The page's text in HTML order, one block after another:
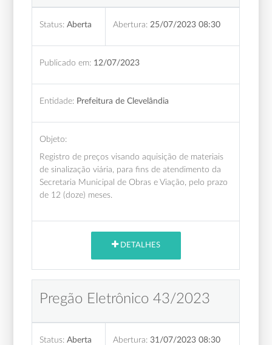
Status: Aberta Abertura: 25/07/2023 08:30
Publicado em: 12/07/2023
Entidade: Prefeitura de Clevelândia
Objeto:
Registro de preços visando aquisição de materiais
de sinalização viária, para fins de atendimento da
Secretaria Municipal de Obras e Viação, pelo prazo
de 12 (doze) meses.
DETALHES
Pregão Eletrônico 43/2023
Status: Aberta Abertura: 31/07/2023 08:30